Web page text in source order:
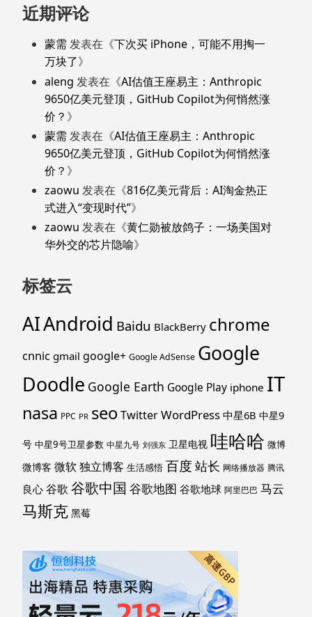
近期评论
蒙需 发表在《下次买 iPhone，可能不用掏一
万块了》
aleng 发表在《AI估值王座易主：Anthropic
9650亿美元登顶，GitHub Copilot为何悄然涨
价？ 》
蒙需 发表在《AI估值王座易主：Anthropic
9650亿美元登顶，GitHub Copilot为何悄然涨
价？ 》
zaowu 发表在《816亿美元背后：AI淘金热正
式进入“变现时代”》
zaowu 发表在《黄仁勋被放鸽子：一场美国对
华外交的芯片隐喻》
标签云
AIAndroid Baidu BlackBerry chrome
cnnic gmail google+ Google AdSense Google
Doodle Google Earth Google Play iphone IT
nasa PPC PR seoTwitterWordPress 中星6B 中星9
号 中星9号卫星参数 中星九号 刘强东 卫星电视 哇哈哈 微博
微博客 微软独立博客 生活感悟 百度 站长 网络播放器 腾讯
良心 谷歌 谷歌中国 谷歌地图 谷歌地球 阿里巴巴 马云
马斯克 黑莓